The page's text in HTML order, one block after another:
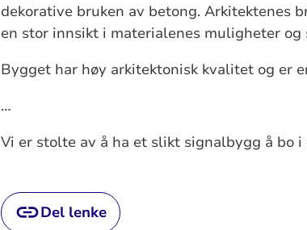
dekorative bruken av betong. Arkitektenes
en stor innsikt i materialenes muligheter og
Bygget har høy arkitektonisk kvalitet og er
…
Vi er stolte av å ha et slikt signalbygg å bo
Del lenke